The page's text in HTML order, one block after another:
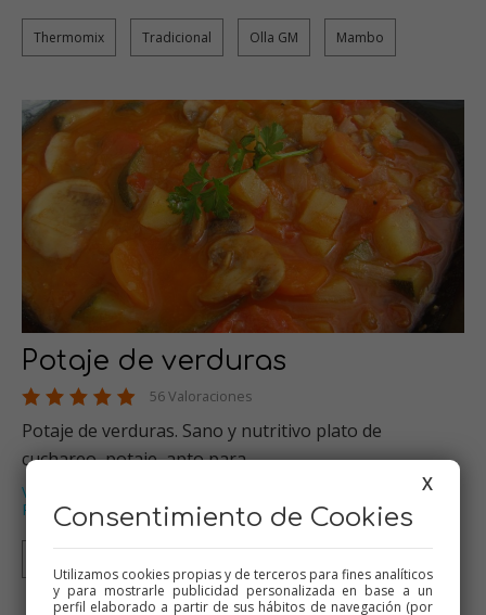
Thermomix Tradicional Olla GM Mambo
Potaje de verduras
56 Valoraciones
Potaje de verduras. Sano y nutritivo plato de
cuchareo, potaje, apto para …
Verduras Recetas para dieta
Recetas para olla GM …
X
Consentimiento de Cookies
Utilizamos cookies propias y de terceros para fines analíticos
y para mostrarle publicidad personalizada en base a un
perfil elaborado a partir de sus hábitos de navegación (por